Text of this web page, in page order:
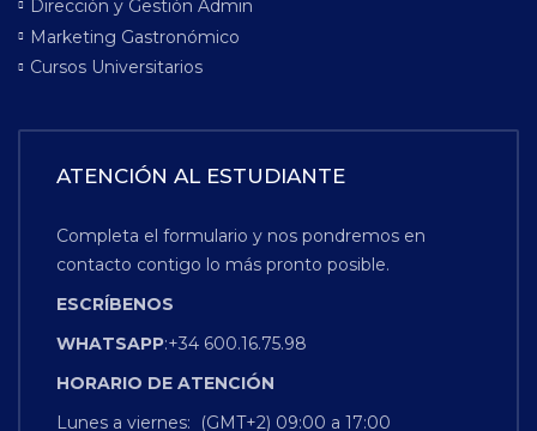
Dirección y Gestión Admin
Marketing Gastronómico
Cursos Universitarios
ATENCIÓN AL ESTUDIANTE
Completa el formulario y nos pondremos en
contacto contigo lo más pronto posible.
ESCRÍBENOS
WHATSAPP:+34 600.16.75.98
HORARIO DE ATENCIÓN
Lunes a viernes: (GMT+2) 09:00 a 17:00